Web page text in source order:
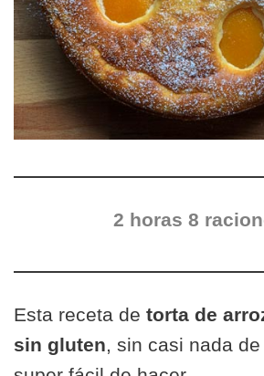
2 horas 8
Esta receta de torta de
sin gluten, sin casi nada